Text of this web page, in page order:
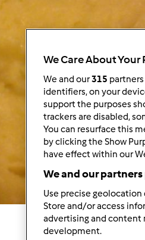
We Care About Your
We and our315
identifiers, on your
support the purposes
trackers are disabled,
You can resurface this
by clicking the Show
have effect within our
We and our
Use precise
Store and/or access
advertising and content
development.